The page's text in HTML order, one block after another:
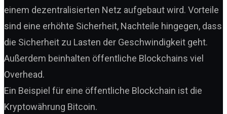
einem dezentralisierten Netz aufgebaut wird. Vorteile
sind eine erhöhte Sicherheit, Nachteile hingegen, dass
die Sicherheit zu Lasten der Geschwindigkeit geht.
Außerdem beinhalten öffentliche Blockchains viel
Overhead.
Ein Beispiel für eine öffentliche Blockchain ist die
Kryptowährung Bitcoin.